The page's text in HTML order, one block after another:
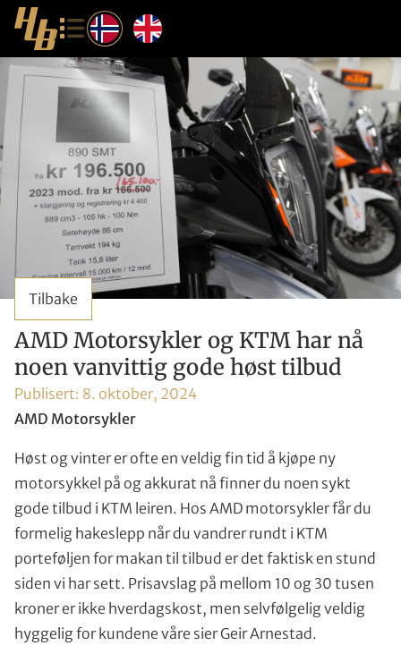
Tilbake
AMD Motorsykler og KTM har nå
noen vanvittig gode høst tilbud
Publisert: 8. oktober, 2024
AMD Motorsykler
Høst og vinter er ofte en veldig fin tid å kjøpe ny
motorsykkel på og akkurat nå finner du noen sykt
gode tilbud i KTM leiren. Hos AMD motorsykler får du
formelig hakeslepp når du vandrer rundt i KTM
porteføljen for makan til tilbud er det faktisk en stund
siden vi har sett. Prisavslag på mellom 10 og 30 tusen
kroner er ikke hverdagskost, men selvfølgelig veldig
hyggelig for kundene våre sier Geir Arnestad.